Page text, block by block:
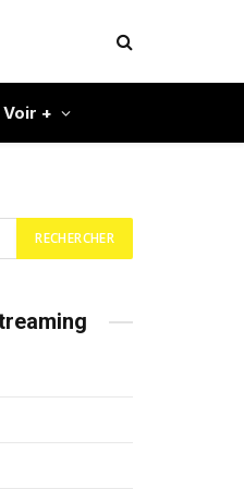
Voir +